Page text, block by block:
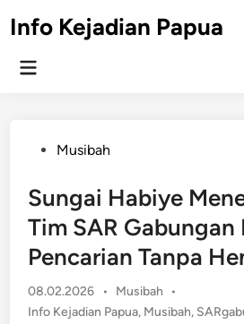
toInfo Kejadian Papua
Main
PostedMusibah
Sungai Habiye
Tim SAR Gabungan
Pencarian Tanpa
08.02.2026 •
Posted
in
Musibah
•
Info Kejadian Papua, Musibah,